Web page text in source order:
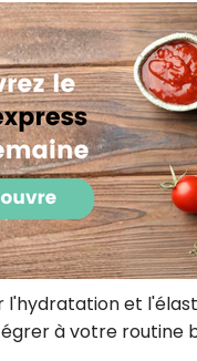
l'hydratation et
à votre routine